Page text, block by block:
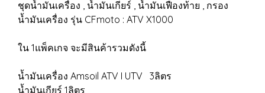
ชุดน้ำมันเครื่อง , น้ำมันเกียร์ , น้ำมันเฟืองท้าย , กรอง
น้ำมันเครื่อง รุ่น CFmoto : ATV X1000
ใน 1แพ็คเกจ จะมีสินค้ารวมดังนี้
น้ำมันเครื่อง Amsoil ATV I UTV 3ลิตร
น้ำมันเกียร์ 1ลิตร